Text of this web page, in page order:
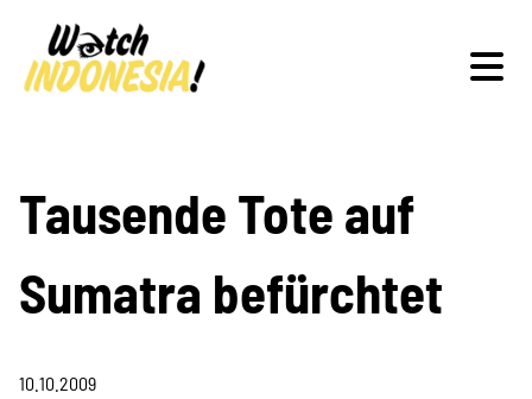
Schwerpunkte
Veranstaltungen
Tausende Tote auf
Sumatra befürchtet
10.10.2009